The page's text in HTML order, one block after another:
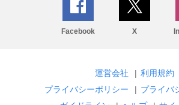
Facebook X
運営会社 | 利用規約
プライバシーポリシー
| プライバ